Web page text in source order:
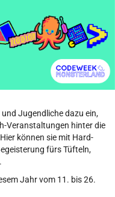
Jugendliche dazu ein,
Veranstaltungen hinter die
können sie mit Hard-
fürs Tüfteln,
Jahr vom 11. bis 26.